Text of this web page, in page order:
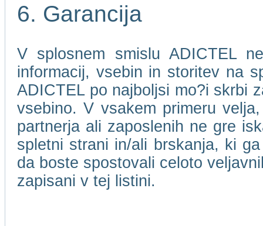
6. Garancija
V splosnem smislu ADICTEL
informacij, vsebin in storitev na
ADICTEL po najboljsi mo?i skrbi
vsebino. V vsakem primeru
partnerja ali zaposlenih ne gre
spletni strani in/ali brskanja, ki
da boste spostovali celoto
zapisani v tej listini.